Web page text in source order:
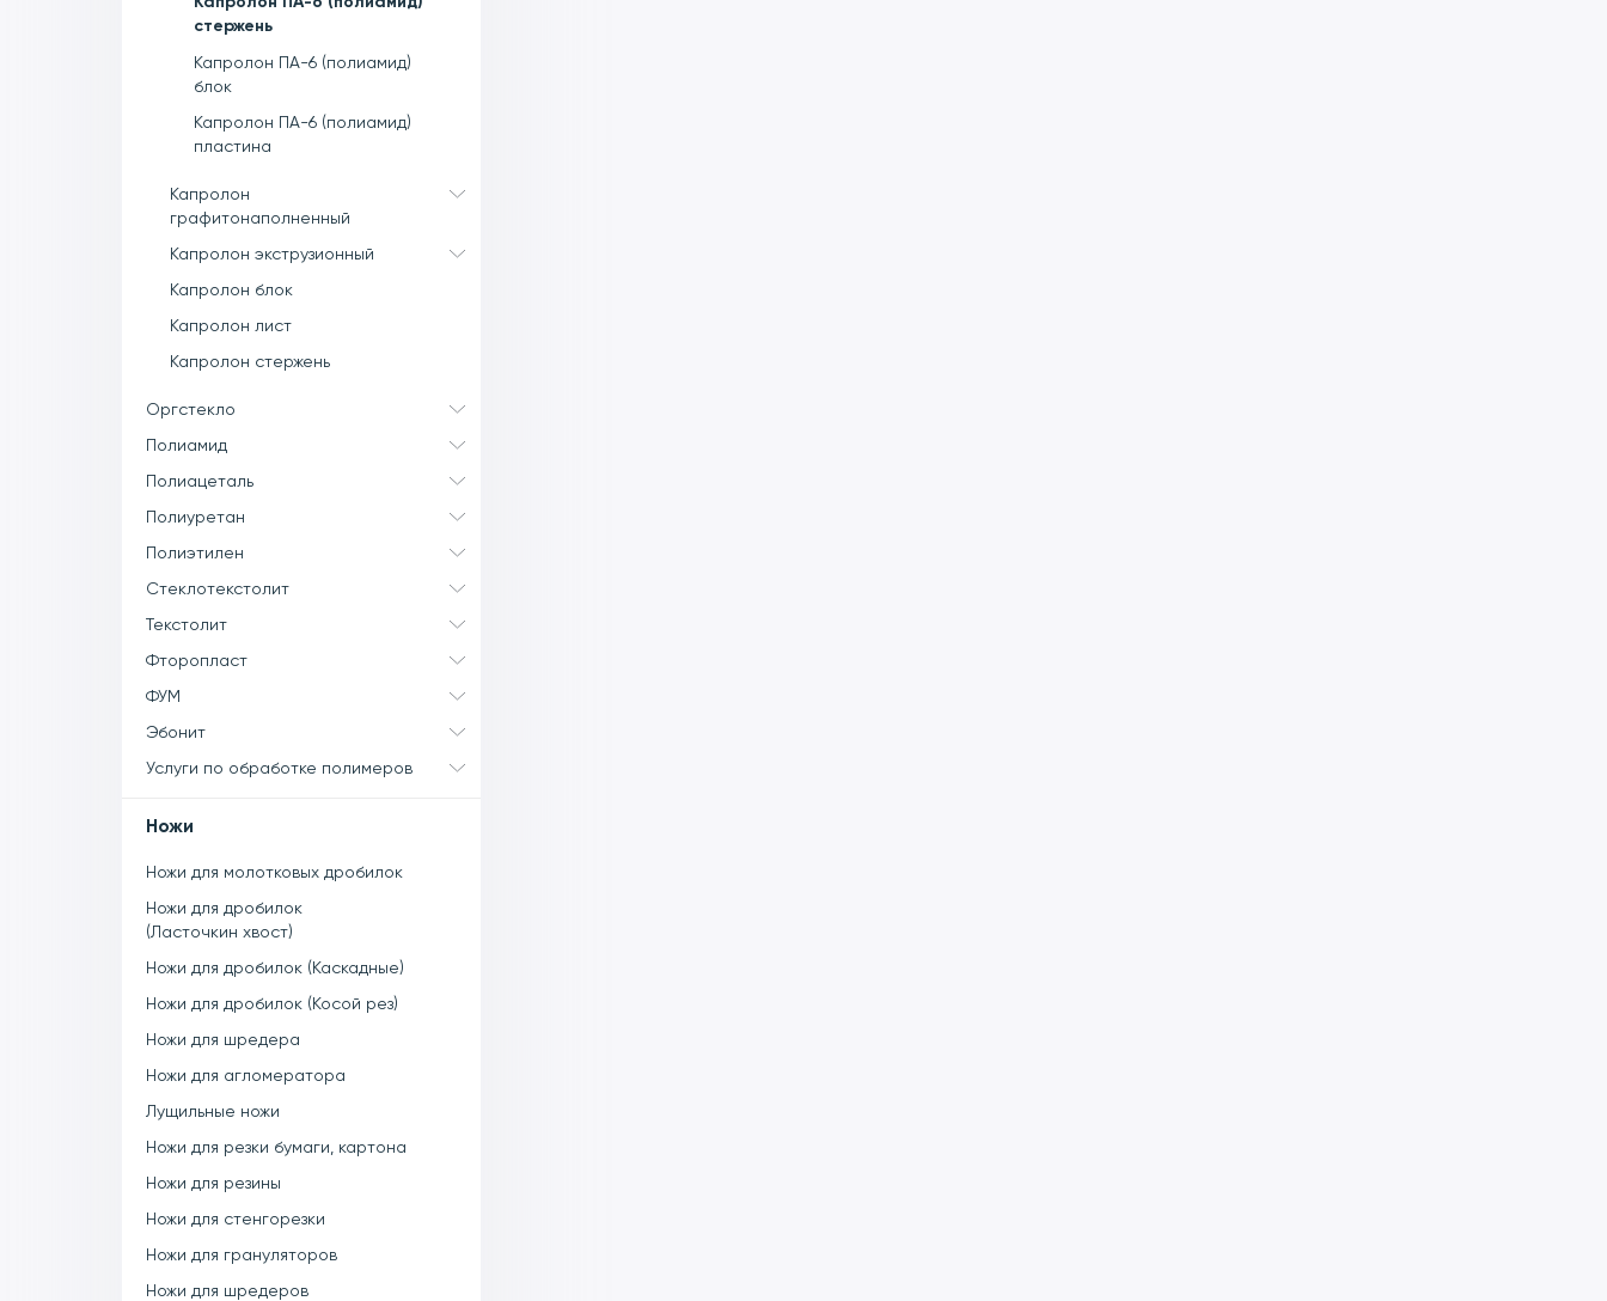
стержень
Капролон ПА-6 (полиамид)
блок
Капролон ПА-6 (полиамид)
пластина
Капролон
графитонаполненный
Капролон экструзионный
Капролон блок
Капролон лист
Капролон стержень
Оргстекло
Полиамид
Полиацеталь
Полиуретан
Полиэтилен
Стеклотекстолит
Текстолит
Фторопласт
ФУМ
Эбонит
Услуги по обработке полимеров
Ножи
Ножи для молотковых дробилок
Ножи для дробилок
(Ласточкин хвост)
Ножи для дробилок (Каскадные)
Ножи для дробилок (Косой рез)
Ножи для шредера
Ножи для агломератора
Лущильные ножи
Ножи для резки бумаги, картона
Ножи для резины
Ножи для стенгорезки
Ножи для грануляторов
Ножи для шредеров